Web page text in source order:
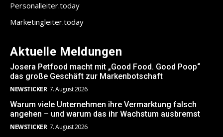
Personalleiter.today
Marketingleiter.today
Aktuelle Meldungen
Josera Petfood macht mit „Good Food. Good Poop“
das große Geschäft zur Markenbotschaft
NEWSTICKER 7. August 2026
Warum viele Unternehmen ihre Vermarktung falsch
angehen – und warum das ihr Wachstum ausbremst
NEWSTICKER 7. August 2026